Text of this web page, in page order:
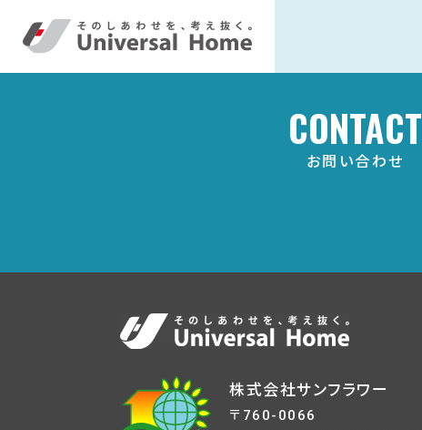
CONTACT
お問い合わせ
株式会社サンフラワー
〒760-0066